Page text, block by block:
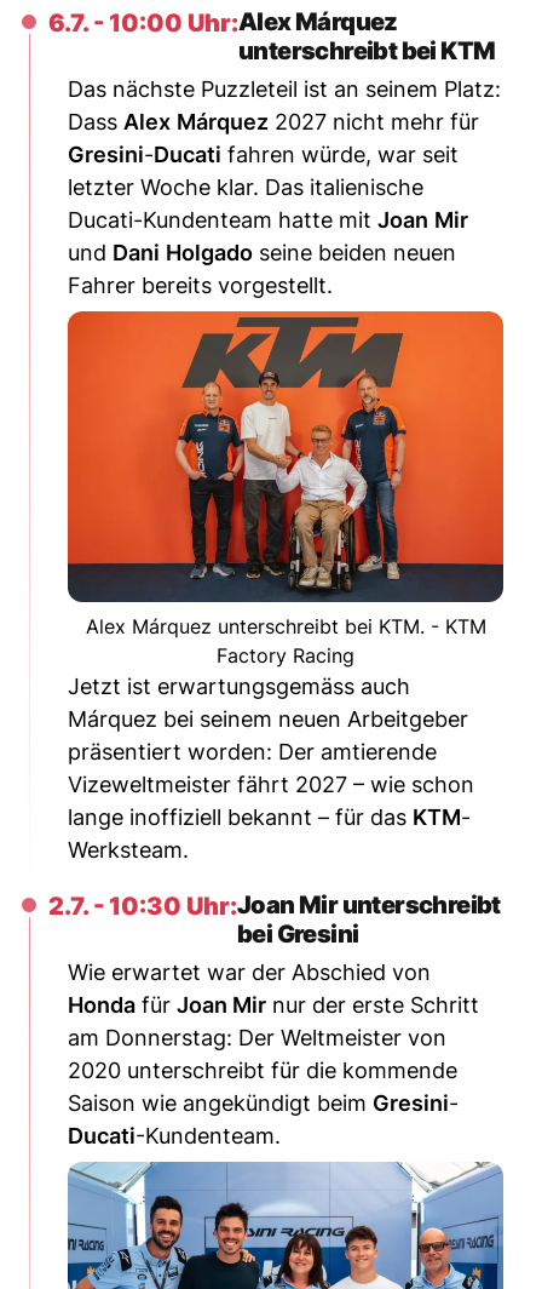
6.7. - 10:00 Uhr:Alex Márquez
unterschreibt bei KTM
Das nächste Puzzleteil ist an seinem Platz:
Dass Alex Márquez 2027 nicht mehr für
Gresini-Ducati fahren würde, war seit
letzter Woche klar. Das italienische
Ducati-Kundenteam hatte mit Joan Mir
und Dani Holgado seine beiden neuen
Fahrer bereits vorgestellt.
Alex Márquez unterschreibt bei KTM. - KTM
Factory Racing
Jetzt ist erwartungsgemäss auch
Márquez bei seinem neuen Arbeitgeber
präsentiert worden: Der amtierende
Vizeweltmeister fährt 2027 – wie schon
lange inoffiziell bekannt – für das KTM-
Werksteam.
2.7. - 10:30 Uhr:Joan Mir unterschreibt
bei Gresini
Wie erwartet war der Abschied von
Honda für Joan Mir nur der erste Schritt
am Donnerstag: Der Weltmeister von
2020 unterschreibt für die kommende
Saison wie angekündigt beim Gresini-
Ducati-Kundenteam.